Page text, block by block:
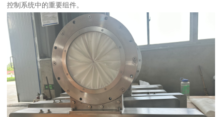
控制系统中的重要组件。